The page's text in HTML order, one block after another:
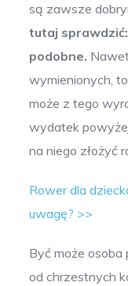
są zawsze
tutaj
podobne.
wymienionych,
może z tego
wydatek
na niego złożyć
Rower dla
uwagę? >>
Być może osoba
od chrzestnych